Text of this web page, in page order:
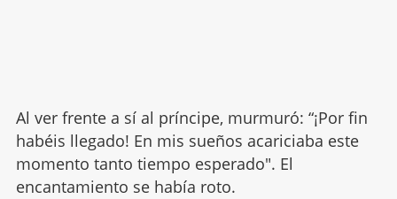
Al ver frente a sí al príncipe, murmuró: “¡Por fin
habéis llegado! En mis sueños acariciaba este
momento tanto tiempo esperado". El
encantamiento se había roto.